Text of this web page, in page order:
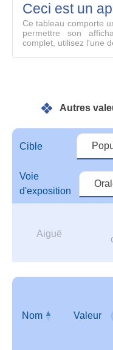
Ceci est un
Ce tableau comporte
permettre son
complet, utilisez l'une
Autres
Cible
Voie
d'exposition
Aiguë
Nom Valeur